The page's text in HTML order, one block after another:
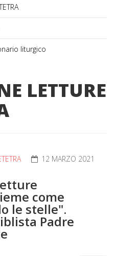
liturgico
LETTURE
12 MARZO 2021
come
le stelle".
Padre